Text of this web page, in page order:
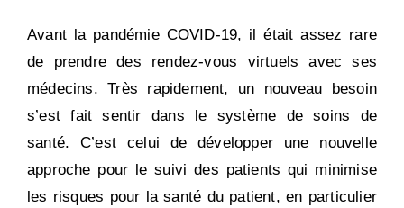
Avant la pandémie COVID-19, il était assez rare
de prendre des rendez-vous virtuels avec ses
médecins. Très rapidement, un nouveau besoin
s’est fait sentir dans le système de soins de
santé. C’est celui de développer une nouvelle
approche pour le suivi des patients qui minimise
les risques pour la santé du patient, en particulier